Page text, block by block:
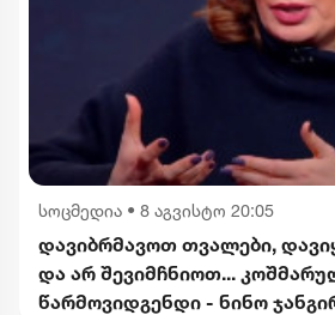
სოცმედია • 8 აგვისტო 20:05
დავიბრმავოთ თვალები,
და არ შევიმჩნიოთ...
წარმოვიდგენდი - ნინო